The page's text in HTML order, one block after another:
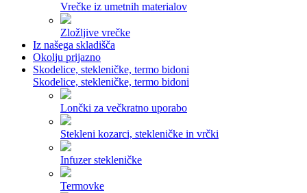
Vrečke iz umetnih materialov
Zložljive vrečke
Iz našega skladišča
Okolju prijazno
Skodelice, stekleničke, termo bidoni
Skodelice, stekleničke, termo bidoni
Lončki za večkratno uporabo
Stekleni kozarci, stekleničke in vrčki
Infuzer stekleničke
Termovke